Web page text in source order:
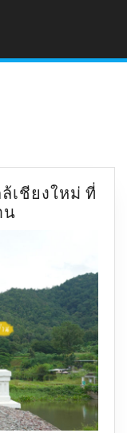
เชียงใหม่ ที่
นAmazing
ใกล้
เชียงใหม่
ที่
ไม่
อยาก
ให้
แค่
ผ่าน